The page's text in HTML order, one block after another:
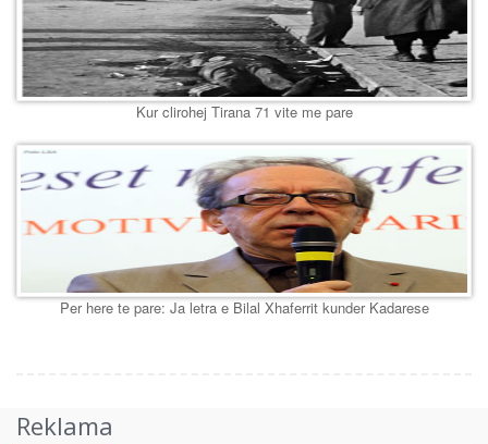
Kur clirohej Tirana 71 vite me pare
Per here te pare: Ja letra e Bilal Xhaferrit kunder Kadarese
Reklama